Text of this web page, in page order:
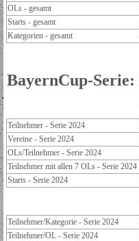
OLs - gesamt
Starts - gesamt
Kategorien - gesamt
BayernCup-Serie:
Teilnehmer - Serie 2024
Vereine - Serie 2024
OLs/Teilnehmer - Serie 2024
Teilnehmer mit allen 7 OLs - Serie 2024
Starts - Serie 2024
Teilnehmer/Kategorie - Serie 2024
Teilnehmer/OL - Serie 2024